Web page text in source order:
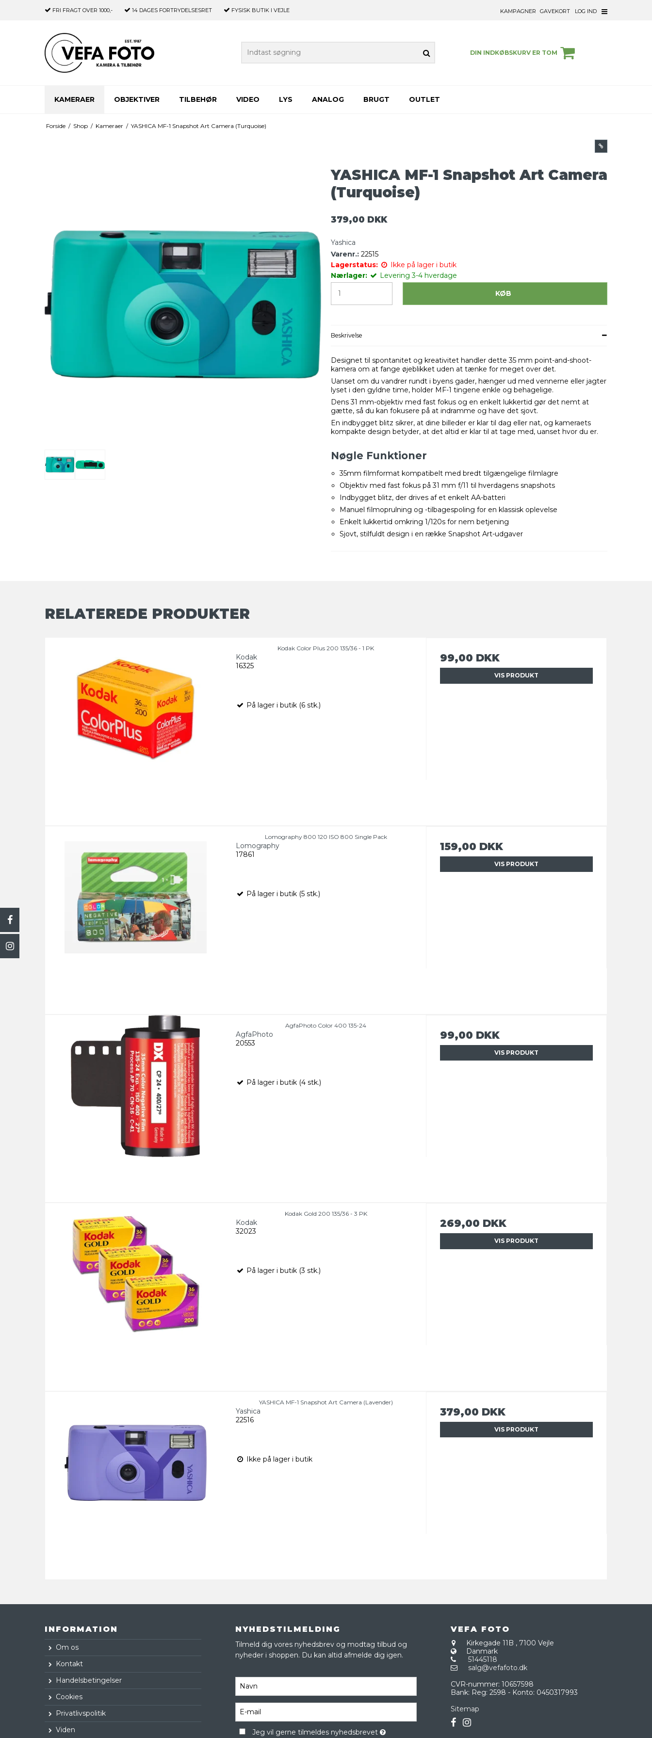
FRI FRAGT OVER 1000,- 14 DAGES FORTRYDELSESRET FYSISK BUTIK I VEJLE KAMPAGNER GAVEKORT LOG IND
DIN INDKØBSKURV ER TOM
KAMERAER OBJEKTIVER TILBEHØR VIDEO LYS ANALOG BRUGT OUTLET
Forside / Shop / Kameraer / YASHICA MF-1 Snapshot Art Camera (Turquoise)
YASHICA MF-1 Snapshot Art Camera
(Turquoise)
379,00 DKK
Yashica
Varenr.: 22515
Lagerstatus:
Ikke på lager i butik
Nærlager:
Levering 3-4 hverdage
KØB
Beskrivelse
Designet til spontanitet og kreativitet handler dette 35 mm point-and-shoot-
kamera om at fange øjeblikket uden at tænke for meget over det.
Uanset om du vandrer rundt i byens gader, hænger ud med vennerne eller jagter
lyset i den gyldne time, holder MF-1 tingene enkle og behagelige.
Dens 31 mm-objektiv med fast fokus og en enkelt lukkertid gør det nemt at
gætte, så du kan fokusere på at indramme og have det sjovt.
En indbygget blitz sikrer, at dine billeder er klar til dag eller nat, og kameraets
kompakte design betyder, at det altid er klar til at tage med, uanset hvor du er.
Nøgle Funktioner
35mm filmformat kompatibelt med bredt tilgængelige filmlagre
Objektiv med fast fokus på 31 mm f/11 til hverdagens snapshots
Indbygget blitz, der drives af et enkelt AA-batteri
Manuel filmoprulning og -tilbagespoling for en klassisk oplevelse
Enkelt lukkertid omkring 1/120s for nem betjening
Sjovt, stilfuldt design i en række Snapshot Art-udgaver
RELATEREDE PRODUKTER
Kodak Color Plus 200 135/36 - 1 PK
Kodak
16325
På lager i butik (6 stk.)
99,00 DKK
VIS PRODUKT
Lomography 800 120 ISO 800 Single Pack
Lomography
17861
På lager i butik (5 stk.)
159,00 DKK
VIS PRODUKT
AgfaPhoto Color 400 135-24
AgfaPhoto
20553
På lager i butik (4 stk.)
99,00 DKK
VIS PRODUKT
Kodak Gold 200 135/36 - 3 PK
Kodak
32023
På lager i butik (3 stk.)
269,00 DKK
VIS PRODUKT
YASHICA MF-1 Snapshot Art Camera (Lavender)
Yashica
22516
Ikke på lager i butik
379,00 DKK
VIS PRODUKT
INFORMATION
Om os
Kontakt
Handelsbetingelser
Cookies
Privatlivspolitik
Viden
NYHEDSTILMELDING
Tilmeld dig vores nyhedsbrev og modtag tilbud og
nyheder i shoppen. Du kan altid afmelde dig igen.
Jeg vil gerne tilmeldes nyhedsbrevet
VEFA FOTO
Kirkegade 11B ,7100 Vejle
Danmark
51445118
salg@vefafoto.dk
CVR-nummer: 10657598
Bank: Reg: 2598 - Konto: 0450317993
Sitemap